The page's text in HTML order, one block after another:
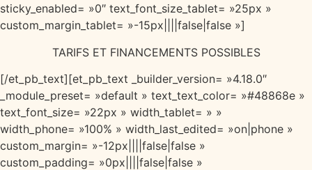
sticky_enabled= »0″ text_font_size_tablet= »25px »
custom_margin_tablet= »-15px||||false|false »]
TARIFS ET FINANCEMENTS POSSIBLES
[/et_pb_text][et_pb_text _builder_version= »4.18.0″
_module_preset= »default » text_text_color= »#48868e »
text_font_size= »22px » width_tablet= » »
width_phone= »100% » width_last_edited= »on|phone »
custom_margin= »-12px||||false|false »
custom_padding= »0px||||false|false »